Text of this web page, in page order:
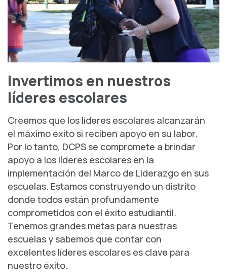
Invertimos en nuestros
líderes escolares
Creemos que los líderes escolares alcanzarán
el máximo éxito si reciben apoyo en su labor.
Por lo tanto, DCPS se compromete a brindar
apoyo a los líderes escolares en la
implementación del Marco de Liderazgo en sus
escuelas. Estamos construyendo un distrito
donde todos están profundamente
comprometidos con el éxito estudiantil.
Tenemos grandes metas para nuestras
escuelas y sabemos que contar con
excelentes líderes escolares es clave para
nuestro éxito.